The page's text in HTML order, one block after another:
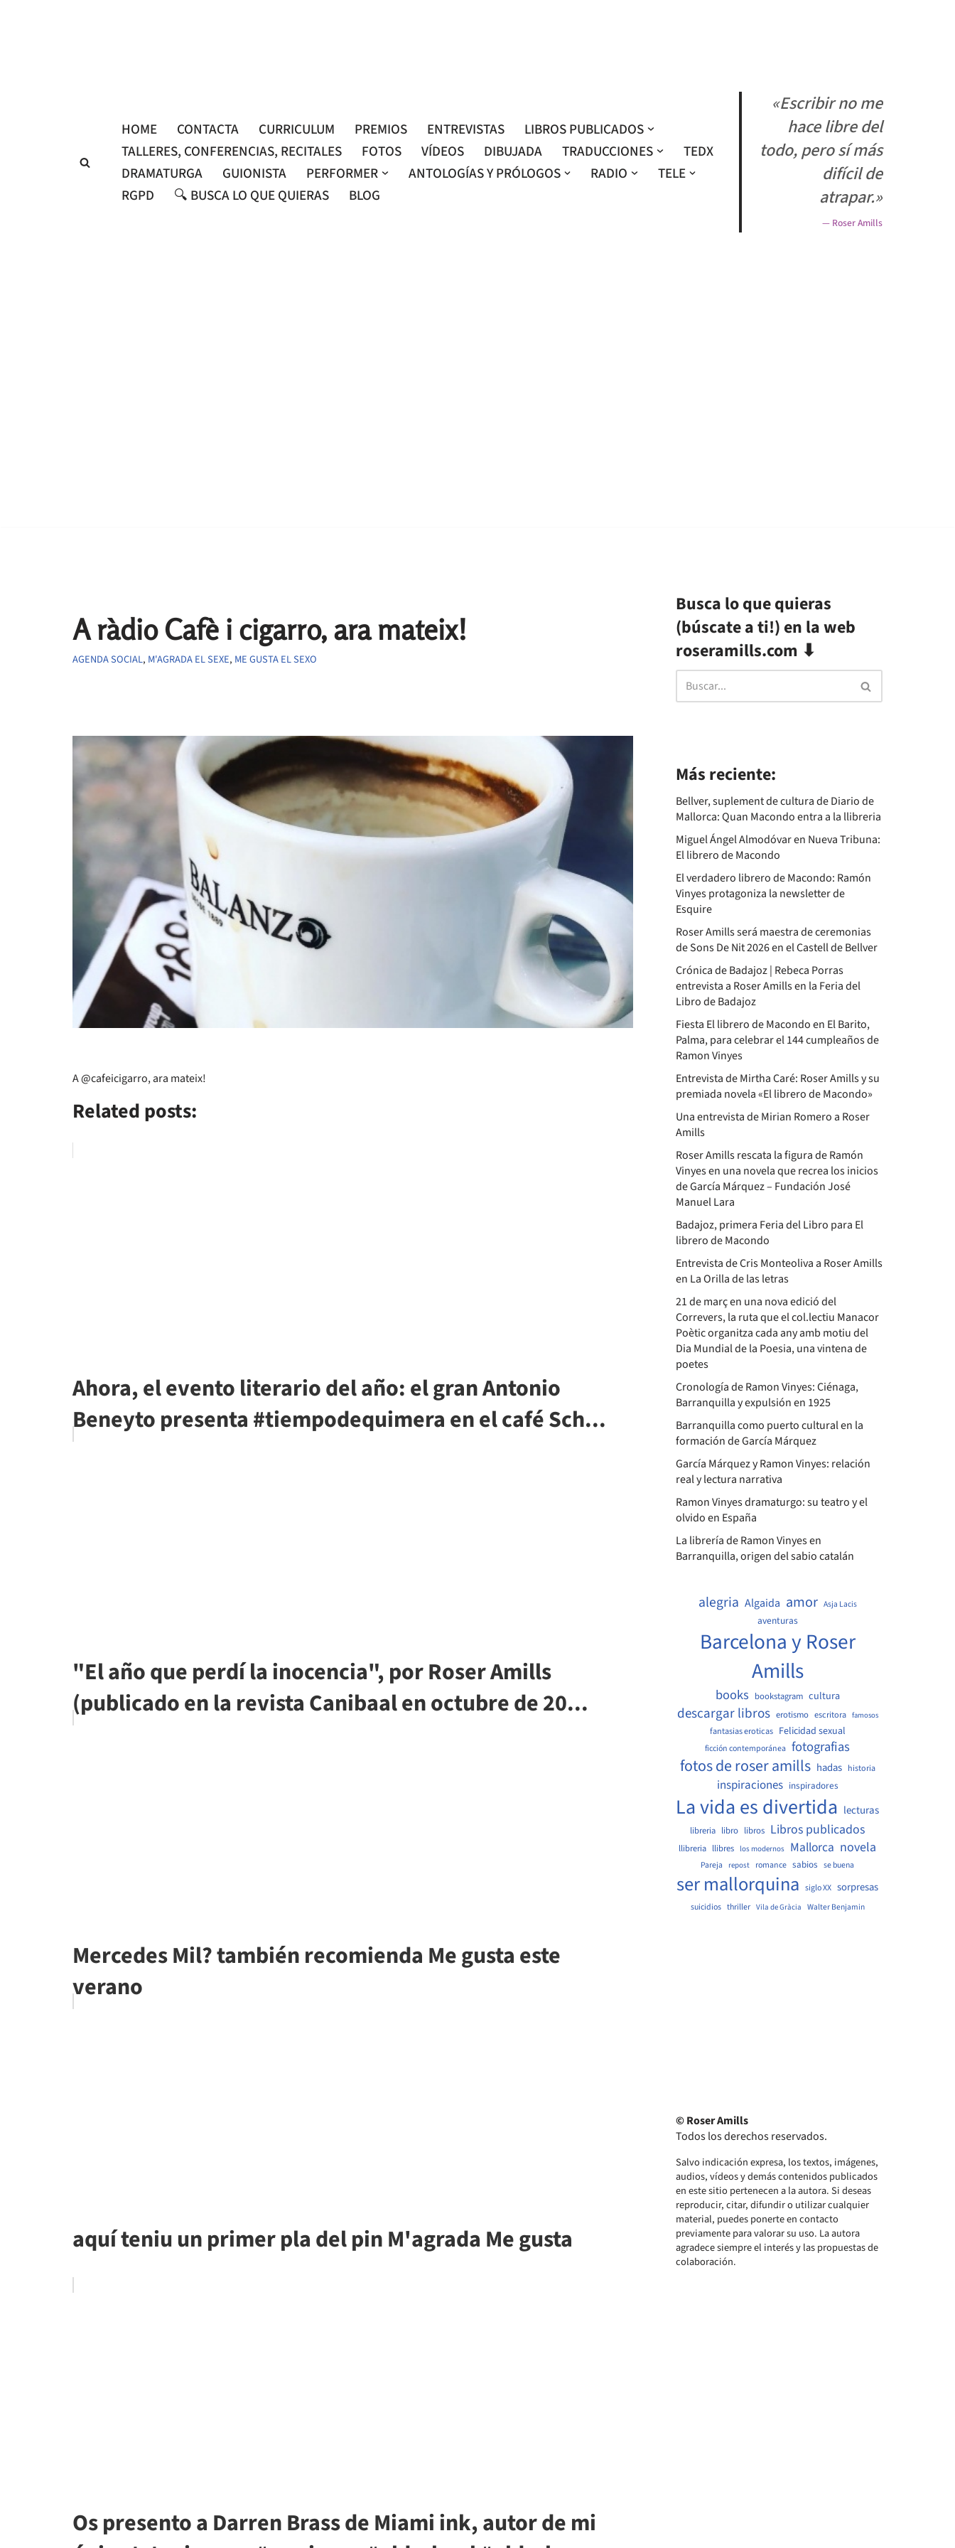
HOME CONTACTA CURRICULUM PREMIOS ENTREVISTAS
LIBROS PUBLICADOS
TALLERES, CONFERENCIAS, RECITALES
FOTOS VÍDEOS DIBUJADA TRADUCCIONES
TEDX
DRAMATURGA
GUIONISTA PERFORMER ANTOLOGÍAS Y PRÓLOGOS RADIO
TELE
RGPD
🔍 BUSCA LO QUE QUIERAS BLOG
«Escribir no me
hace libre del
todo, pero sí más
difícil de
atrapar.»
— Roser Amills
A ràdio Cafè i cigarro, ara mateix!
AGENDA SOCIAL, M'AGRADA EL SEXE, ME GUSTA EL SEXO
A @cafeicigarro, ara mateix!
Related posts:
Ahora, el evento literario del año: el gran Antonio
Beneyto presenta #tiempodequimera en el café Sch...
"El año que perdí la inocencia", por Roser Amills
(publicado en la revista Canibaal en octubre de 20...
Mercedes Mil? también recomienda Me gusta este
verano
aquí teniu un primer pla del pin M'agrada Me gusta
Os presento a Darren Brass de Miami ink, autor de mi
Busca lo que quieras
(búscate a ti!) en la web
roseramills.com ⬇
Más reciente:
Bellver, suplement de cultura de Diario de
Mallorca: Quan Macondo entra a la llibreria
Miguel Ángel Almodóvar en Nueva Tribuna:
El librero de Macondo
El verdadero librero de Macondo: Ramón
Vinyes protagoniza la newsletter de
Esquire
Roser Amills será maestra de ceremonias
de Sons De Nit 2026 en el Castell de Bellver
Crónica de Badajoz | Rebeca Porras
entrevista a Roser Amills en la Feria del
Libro de Badajoz
Fiesta El librero de Macondo en El Barito,
Palma, para celebrar el 144 cumpleaños de
Ramon Vinyes
Entrevista de Mirtha Caré: Roser Amills y su
premiada novela «El librero de Macondo»
Una entrevista de Mirian Romero a Roser
Amills
Roser Amills rescata la figura de Ramón
Vinyes en una novela que recrea los inicios
de García Márquez – Fundación José
Manuel Lara
Badajoz, primera Feria del Libro para El
librero de Macondo
Entrevista de Cris Monteoliva a Roser Amills
en La Orilla de las letras
21 de març en una nova edició del
Correvers, la ruta que el col.lectiu Manacor
Poètic organitza cada any amb motiu del
Dia Mundial de la Poesia, una vintena de
poetes
Cronología de Ramon Vinyes: Ciénaga,
Barranquilla y expulsión en 1925
Barranquilla como puerto cultural en la
formación de García Márquez
García Márquez y Ramon Vinyes: relación
real y lectura narrativa
Ramon Vinyes dramaturgo: su teatro y el
olvido en España
La librería de Ramon Vinyes en
Barranquilla, origen del sabio catalán
alegria Algaida amor Asja Lacis
aventuras
Barcelona y Roser
Amills
books bookstagram cultura
descargar libros erotismo escritora famosos
fantasias eroticas Felicidad sexual
ficción contemporánea fotografias
fotos de roser amills hadas historia
inspiraciones inspiradores
La vida es divertida lecturas
libreria libro libros Libros publicados
llibreria llibres los modernos Mallorca novela
Pareja repost romance sabios se buena
ser mallorquina siglo XX sorpresas
suicidios thriller Vila de Gràcia Walter Benjamin
© Roser Amills
Todos los derechos reservados.
Salvo indicación expresa, los textos, imágenes,
audios, vídeos y demás contenidos publicados
en este sitio pertenecen a la autora. Si deseas
reproducir, citar, difundir o utilizar cualquier
material, puedes ponerte en contacto
previamente para valorar su uso. La autora
agradece siempre el interés y las propuestas de
colaboración.